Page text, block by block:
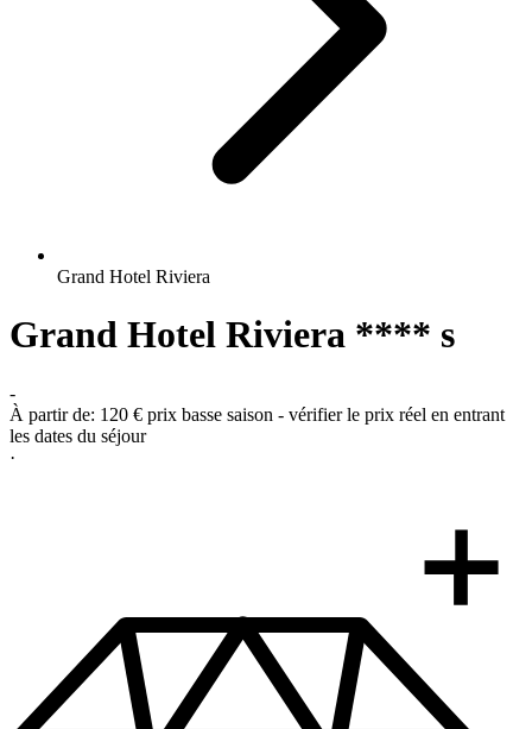
Grand Hotel Riviera
Grand Hotel Riviera **** s
-
À partir de: 120 € prix basse saison - vérifier le prix réel en entrant
les dates du séjour
·